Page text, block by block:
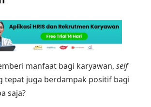
manfaat bagi karyawan, self
tepat juga berdampak positif bagi
saja?